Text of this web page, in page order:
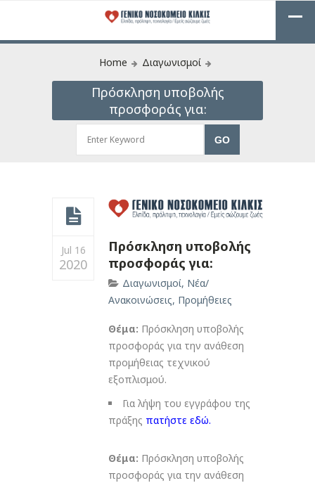
Home Διαγωνισμοί
Πρόσκληση υποβολής
προσφοράς για:
Jul 16
2020
Πρόσκληση υποβολής
προσφοράς για:
Διαγωνισμοί, Νέα/
Ανακοινώσεις, Προμήθειες
Θέμα: Πρόσκληση υποβολής
προσφοράς για την ανάθεση
προμήθειας τεχνικού
εξοπλισμού.
Για λήψη του εγγράφου της
πράξης πατήστε εδώ.
Θέμα: Πρόσκληση υποβολής
προσφοράς για την ανάθεση